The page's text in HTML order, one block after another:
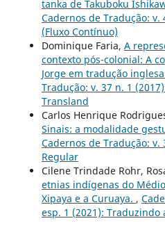
tanka de Takuboku
Cadernos de Tradução: v.
(Fluxo Contínuo)
Dominique Faria, A
contexto pós-colonial: A
Jorge em tradução
Tradução: v. 37 n. 1
Transland
Carlos Henrique
Sinais: a modalidade
Cadernos de Tradução: v.
Regular
Cilene Trindade Rohr,
etnias indígenas do
Xipaya e a Curuaya. ,
esp. 1 (2021): Traduzindo